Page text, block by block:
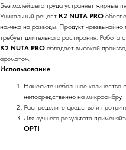
Без малейшего труда устраняет жирные
Уникальный рецепт K2 NUTA PRO
намёка на разводы. Продукт чрезвычайно
требует длительного растирания. Работа
K2 NUTA PRO обладает высокой
ароматом.
Использование
Нанесите небольшое количество
непосредственно на микрофибру.
Распределите средство и
Для лучшего результата
OPTI